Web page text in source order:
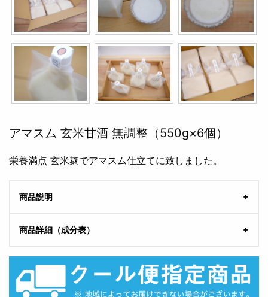
アマスム 玄米甘酒 無調整（550g×6個）
栄養満点 玄米麹でアマスム仕立てに致しました。
商品説明
商品詳細（成分表）